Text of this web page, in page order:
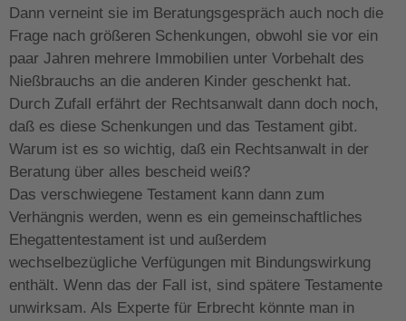
Dann verneint sie im Beratungsgespräch auch noch die
Frage nach größeren Schenkungen, obwohl sie vor ein
paar Jahren mehrere Immobilien unter Vorbehalt des
Nießbrauchs an die anderen Kinder geschenkt hat.
Durch Zufall erfährt der Rechtsanwalt dann doch noch,
daß es diese Schenkungen und das Testament gibt.
Warum ist es so wichtig, daß ein Rechtsanwalt in der
Beratung über alles bescheid weiß?
Das verschwiegene Testament kann dann zum
Verhängnis werden, wenn es ein gemeinschaftliches
Ehegattentestament ist und außerdem
wechselbezügliche Verfügungen mit Bindungswirkung
enthält. Wenn das der Fall ist, sind spätere Testamente
unwirksam. Als Experte für Erbrecht könnte man in